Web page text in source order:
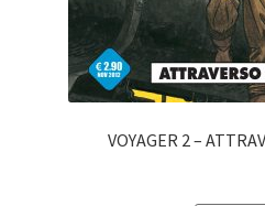
VOYAGER 2 –